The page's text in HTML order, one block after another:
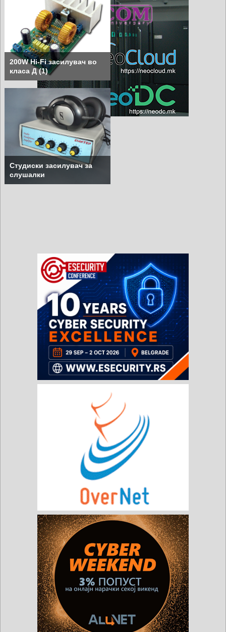
200W Hi-Fi засилувач во
класа Д (1)
Студиски засилувач за
слушалки